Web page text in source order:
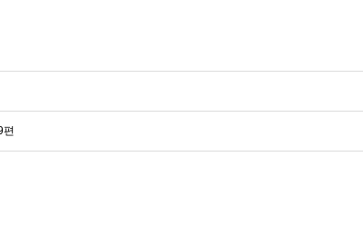
편